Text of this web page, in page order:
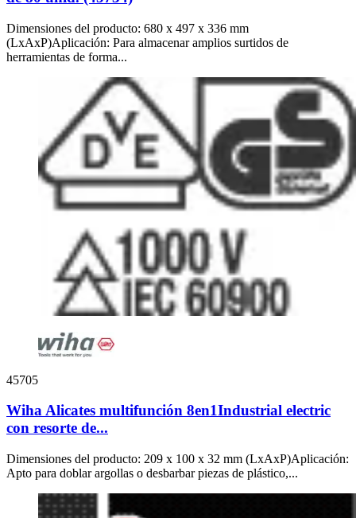
Dimensiones del producto: 680 x 497 x 336 mm
(LxAxP)Aplicación: Para almacenar amplios surtidos de
herramientas de forma...
45705
Wiha Alicates multifunción 8en1Industrial electric
con resorte de...
Dimensiones del producto: 209 x 100 x 32 mm (LxAxP)Aplicación:
Apto para doblar argollas o desbarbar piezas de plástico,...